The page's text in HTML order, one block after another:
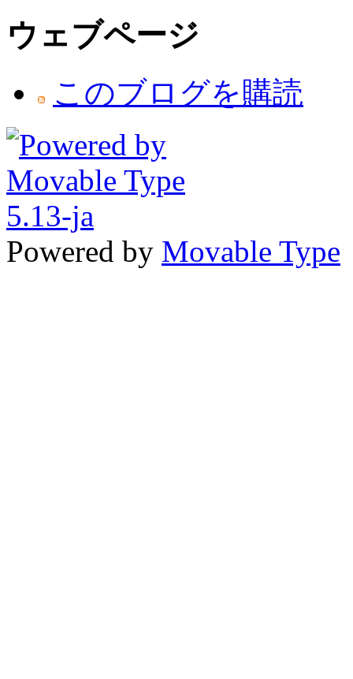
ウェブページ
このブログを購読
Powered by Movable Type